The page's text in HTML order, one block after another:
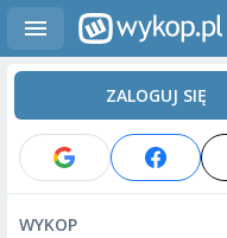
ZALOGUJ SIĘ
WYKOP